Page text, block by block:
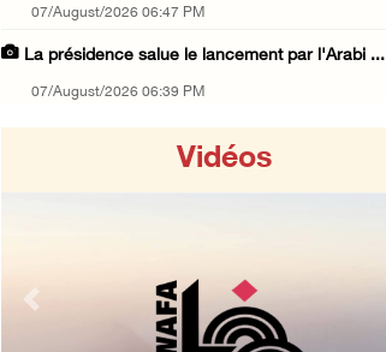
07/August/2026 06:47 PM
La présidence salue le lancement par l'Arabi ...
07/August/2026 06:39 PM
07/August/2026 06:14 PM
Environ 70 000 fidèles ont accompli la prièr ...
07/August/2026 02:45 PM
Vidéos
Previous